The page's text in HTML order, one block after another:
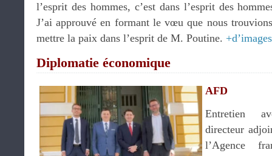
l’esprit des hommes, c’est dans l’esprit des
J’ai approuvé en formant le vœu que nous
mettre la paix dans l’esprit de M. Poutine. +d’images
Diplomatie économique
AFD
Entretien
directeur
l’Agence